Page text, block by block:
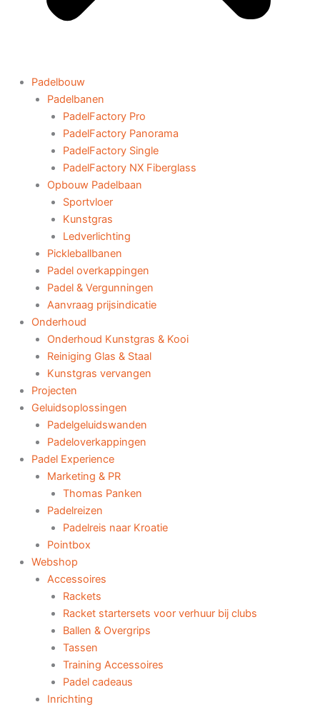
Padelbouw
Padelbanen
PadelFactory Pro
PadelFactory Panorama
PadelFactory Single
PadelFactory NX Fiberglass
Opbouw Padelbaan
Sportvloer
Kunstgras
Ledverlichting
Pickleballbanen
Padel overkappingen
Padel & Vergunningen
Aanvraag prijsindicatie
Onderhoud
Onderhoud Kunstgras & Kooi
Reiniging Glas & Staal
Kunstgras vervangen
Projecten
Geluidsoplossingen
Padelgeluidswanden
Padeloverkappingen
Padel Experience
Marketing & PR
Thomas Panken
Padelreizen
Padelreis naar Kroatie
Pointbox
Webshop
Accessoires
Rackets
Racket startersets voor verhuur bij clubs
Ballen & Overgrips
Tassen
Training Accessoires
Padel cadeaus
Inrichting